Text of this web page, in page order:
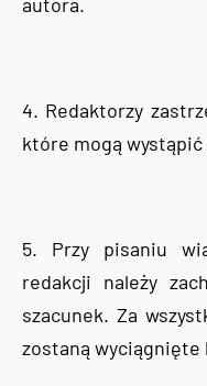
4. Redaktorzy
które mogą
5. Przy pisaniu
redakcji należy
szacunek. Za
zostaną wyciągnięte